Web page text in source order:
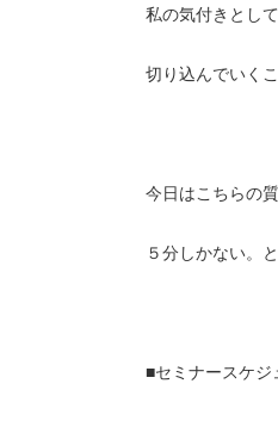
私の気付きとし
切り込んでいく
今日はこちらの
５分しかない。
■セミナースケジ